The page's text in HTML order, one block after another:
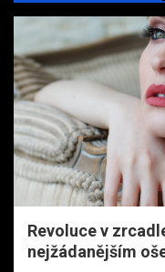
Revoluce v
nejžádanějším